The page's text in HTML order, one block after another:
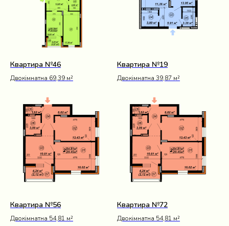
Квартира №46
Двокімнатна 69,39 м²
Квартира №19
Двокімнатна 39,87 м²
Квартира №56
Двокімнатна 54,81 м²
Квартира №72
Двокімнатна 54,81 м²